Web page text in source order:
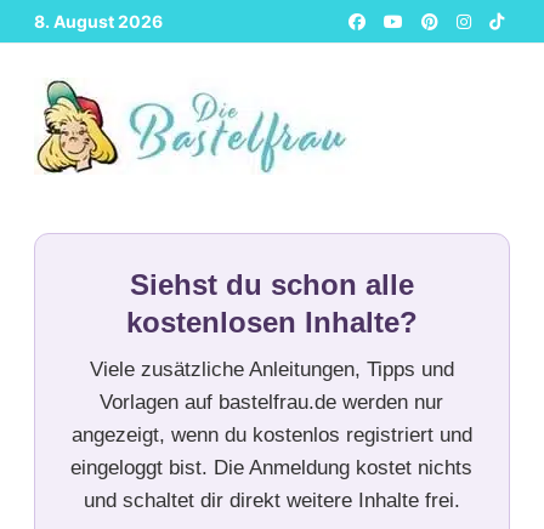
Zurück
zum
Inhalt
8. August 2026
Siehst du schon alle
kostenlosen Inhalte?
Viele zusätzliche Anleitungen, Tipps und
Vorlagen auf bastelfrau.de werden nur
angezeigt, wenn du kostenlos registriert und
eingeloggt bist. Die Anmeldung kostet nichts
und schaltet dir direkt weitere Inhalte frei.